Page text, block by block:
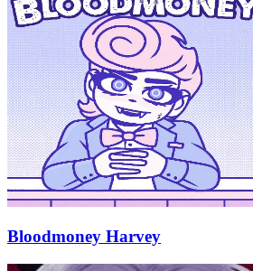
Bloodmoney Harvey